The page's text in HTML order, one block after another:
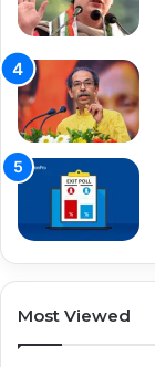
Most Viewed